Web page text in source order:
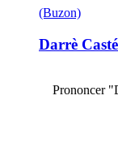
(Buzon)
Darrè
Prononcer